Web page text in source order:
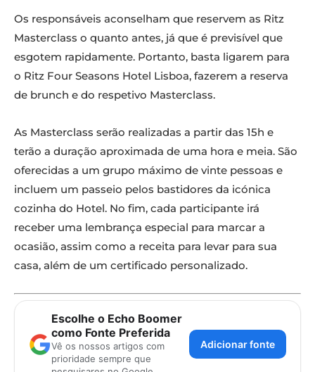
Os responsáveis aconselham que reservem as Ritz
Masterclass o quanto antes, já que é previsível que
esgotem rapidamente. Portanto, basta ligarem para
o Ritz Four Seasons Hotel Lisboa, fazerem a reserva
de brunch e do respetivo Masterclass.
As Masterclass serão realizadas a partir das 15h e
terão a duração aproximada de uma hora e meia. São
oferecidas a um grupo máximo de vinte pessoas e
incluem um passeio pelos bastidores da icónica
cozinha do Hotel. No fim, cada participante irá
receber uma lembrança especial para marcar a
ocasião, assim como a receita para levar para sua
casa, além de um certificado personalizado.
Escolhe o Echo Boomer
como Fonte Preferida
Vê os nossos artigos com
prioridade sempre que
Adicionar fonte